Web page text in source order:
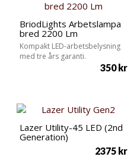
BriodLights Arbetslampa
bred 2200 Lm
Kompakt LED-arbetsbelysning
med tre års garanti.
350kr
Lazer Utility-45 LED (2nd
Generation)
2375 kr